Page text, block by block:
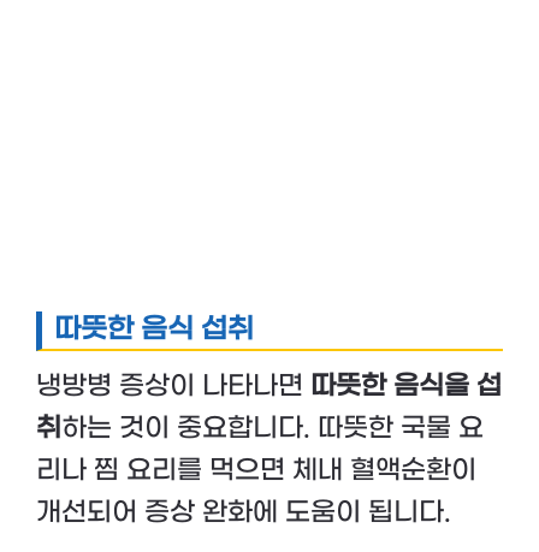
따뜻한 음식 섭취
냉방병 증상이 나타나면 따뜻한 음식을 섭
취 하는 것이 중요합니다. 따뜻한 국물 요
리나 찜 요리를 먹으면 체내 혈액순환이
개선되어 증상 완화에 도움이 됩니다.